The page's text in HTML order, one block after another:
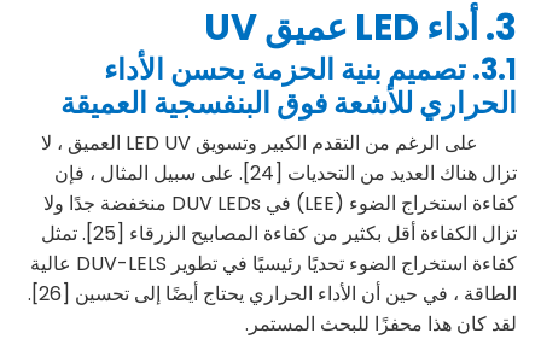
3. أداء LED عميق UV
3.1. تصميم بنية الحزمة يحسن الأداء
الحراري للأشعة فوق البنفسجية العميقة
على الرغم من التقدم الكبير وتسويق LED UV العميق ، لا
تزال هناك العديد من التحديات [24]. على سبيل المثال ، فإن
كفاءة استخراج الضوء (LEE) في DUV LEDs منخفضة جدًا ولا
تزال الكفاءة أقل بكثير من كفاءة المصابيح الزرقاء [25]. تمثل
كفاءة استخراج الضوء تحديًا رئيسيًا في تطوير DUV-LELS عالية
الطاقة ، في حين أن الأداء الحراري يحتاج أيضًا إلى تحسين [26].
لقد كان هذا محفزًا للبحث المستمر.